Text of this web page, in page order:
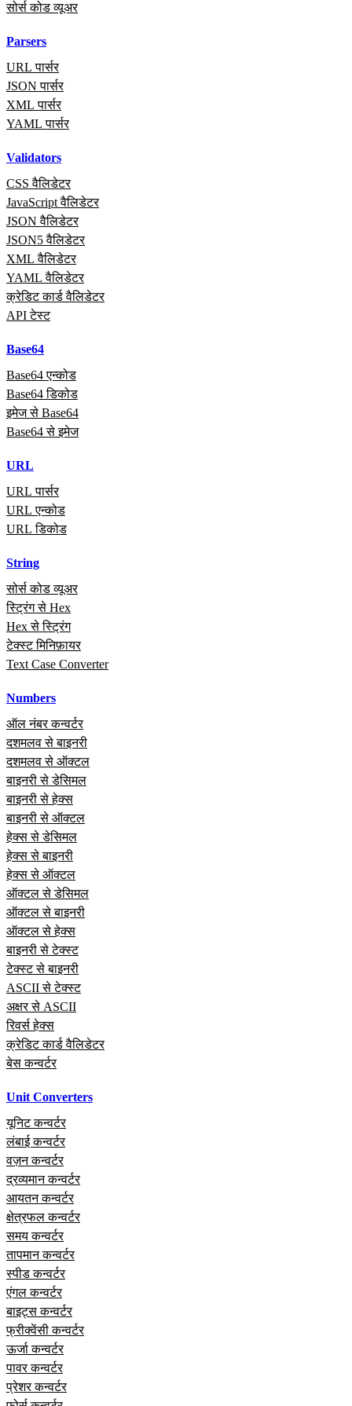
सोर्स कोड व्यूअर
Parsers
URL पार्सर
JSON पार्सर
XML पार्सर
YAML पार्सर
Validators
CSS वैलिडेटर
JavaScript वैलिडेटर
JSON वैलिडेटर
JSON5 वैलिडेटर
XML वैलिडेटर
YAML वैलिडेटर
क्रेडिट कार्ड वैलिडेटर
API टेस्ट
Base64
Base64 एन्कोड
Base64 डिकोड
इमेज से Base64
Base64 से इमेज
URL
URL पार्सर
URL एन्कोड
URL डिकोड
String
सोर्स कोड व्यूअर
स्ट्रिंग से Hex
Hex से स्ट्रिंग
टेक्स्ट मिनिफ़ायर
Text Case Converter
Numbers
ऑल नंबर कन्वर्टर
दशमलव से बाइनरी
दशमलव से ऑक्टल
बाइनरी से डेसिमल
बाइनरी से हेक्स
बाइनरी से ऑक्टल
हेक्स से डेसिमल
हेक्स से बाइनरी
हेक्स से ऑक्टल
ऑक्टल से डेसिमल
ऑक्टल से बाइनरी
ऑक्टल से हेक्स
बाइनरी से टेक्स्ट
टेक्स्ट से बाइनरी
ASCII से टेक्स्ट
अक्षर से ASCII
रिवर्स हेक्स
क्रेडिट कार्ड वैलिडेटर
बेस कन्वर्टर
Unit Converters
यूनिट कन्वर्टर
लंबाई कन्वर्टर
वज़न कन्वर्टर
द्रव्यमान कन्वर्टर
आयतन कन्वर्टर
क्षेत्रफल कन्वर्टर
समय कन्वर्टर
तापमान कन्वर्टर
स्पीड कन्वर्टर
एंगल कन्वर्टर
बाइट्स कन्वर्टर
फ्रीक्वेंसी कन्वर्टर
ऊर्जा कन्वर्टर
पावर कन्वर्टर
प्रेशर कन्वर्टर